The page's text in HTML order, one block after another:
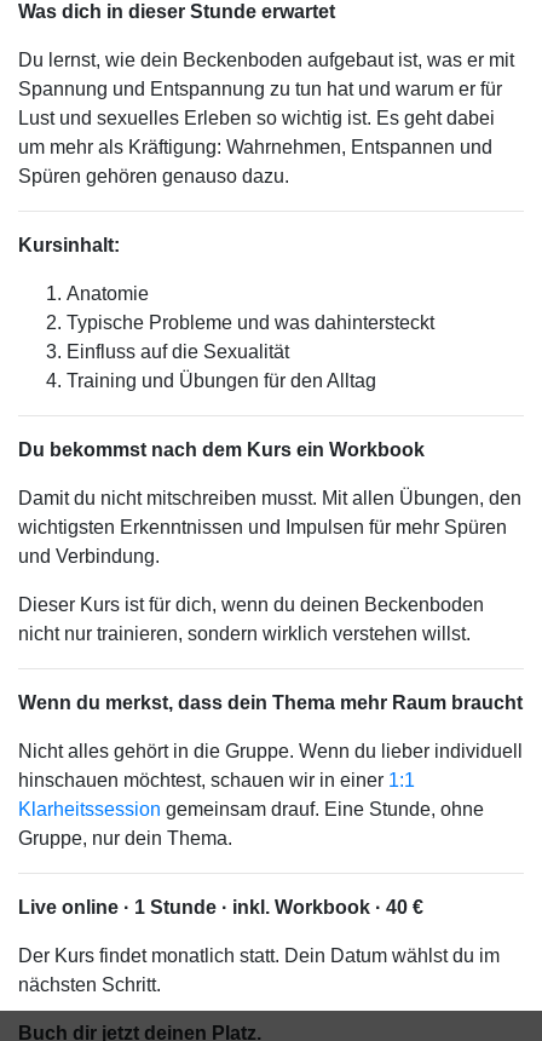
Was dich in dieser Stunde erwartet
Du lernst, wie dein Beckenboden aufgebaut ist, was er mit
Spannung und Entspannung zu tun hat und warum er für
Lust und sexuelles Erleben so wichtig ist. Es geht dabei
um mehr als Kräftigung: Wahrnehmen, Entspannen und
Spüren gehören genauso dazu.
Kursinhalt:
Anatomie
Typische Probleme und was dahintersteckt
Einfluss auf die Sexualität
Training und Übungen für den Alltag
Du bekommst nach dem Kurs ein Workbook
Damit du nicht mitschreiben musst. Mit allen Übungen, den
wichtigsten Erkenntnissen und Impulsen für mehr Spüren
und Verbindung.
Dieser Kurs ist für dich, wenn du deinen Beckenboden
nicht nur trainieren, sondern wirklich verstehen willst.
Wenn du merkst, dass dein Thema mehr Raum braucht
Nicht alles gehört in die Gruppe. Wenn du lieber individuell
hinschauen möchtest, schauen wir in einer 1:1
Klarheitssession gemeinsam drauf. Eine Stunde, ohne
Gruppe, nur dein Thema.
Live online · 1 Stunde · inkl. Workbook · 40 €
Der Kurs findet monatlich statt. Dein Datum wählst du im
nächsten Schritt.
Buch dir jetzt deinen Platz.